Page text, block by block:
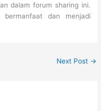
dalam forum sharing ini.
bermanfaat dan menjadi
Next Post →